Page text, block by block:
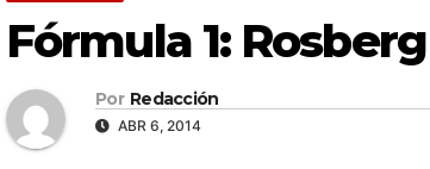
Fórmula 1:
Por Redacción
ABR 6, 2014